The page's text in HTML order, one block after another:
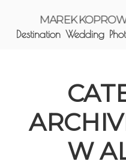
MAREK
Destination Wedding
W